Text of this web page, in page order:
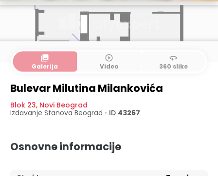
collections
Galerija
play_circle_outline
Video
360
360 slike
Bulevar Milutina Milankovića
Blok 23, Novi Beograd
Izdavanje StanovaBeograd • ID 43267
Osnovne informacije